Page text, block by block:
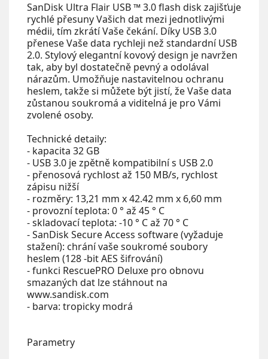
SanDisk Ultra Flair USB ™ 3.0 flash disk zajišťuje
rychlé přesuny Vašich dat mezi jednotlivými
médii, tím zkrátí Vaše čekání. Díky USB 3.0
přenese Vaše data rychleji než standardní USB
2.0. Stylový elegantní kovový design je navržen
tak, aby byl dostatečně pevný a odolával
nárazům. Umožňuje nastavitelnou ochranu
heslem, takže si můžete být jistí, že Vaše data
zůstanou soukromá a viditelná je pro Vámi
zvolené osoby.
Technické detaily:
- kapacita 32 GB
- USB 3.0 je zpětně kompatibilní s USB 2.0
- přenosová rychlost až 150 MB/s, rychlost
zápisu nižší
- rozměry: 13,21 mm x 42.42 mm x 6,60 mm
- provozní teplota: 0 ° až 45 ° C
- skladovací teplota: -10 ° C až 70 ° C
- SanDisk Secure Access software (vyžaduje
stažení): chrání vaše soukromé soubory
heslem (128 -bit AES šifrování)
- funkci RescuePRO Deluxe pro obnovu
smazaných dat lze stáhnout na
www.sandisk.com
- barva: tropicky modrá
Parametry